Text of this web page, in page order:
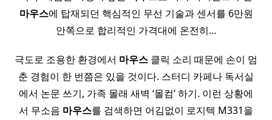
마우스에 탑재되던 핵심적인 무선 기술과 센서를 6만원
안쪽으로 합리적인 가격대에 온전히…
극도로 조용한 환경에서 마우스 클릭 소리 때문에 손이 멈
춘 경험이 한 번쯤은 있을 것이다. 스터디 카페나 독서실
에서 논문 쓰기, 가족 몰래 새벽 ‘몰컴’ 하기. 이런 상황에
서 무소음 마우스를 검색하면 어김없이 로지텍 M331을